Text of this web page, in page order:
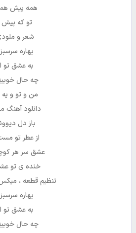
همه پیش
تو که پیش
شعر و
بهاره
به عشق تو
چه حال
من و تو و
دانلود آهنگ
باز دل
از عطر تو
عشق سر هر
خنده ی تو
تنظیم قطعه ،
بهاره
به عشق تو
چه حال